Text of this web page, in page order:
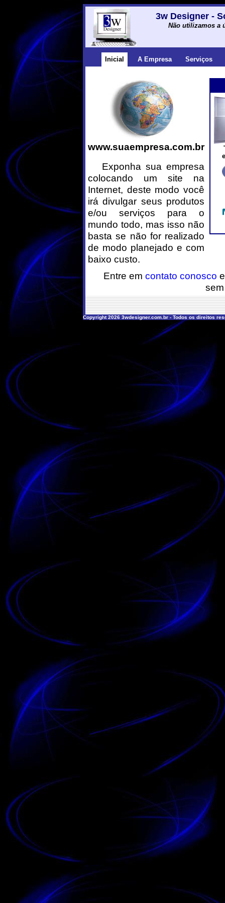
3w Designer -
Não utilizamos a
Inicial A Empresa Serviços
www.suaempresa.com.br
Exponha sua empresa
colocando um site na
Internet, deste modo você
irá divulgar seus produtos
e/ou serviços para o
mundo todo, mas isso não
basta se não for realizado
de modo planejado e com
baixo custo.
Entre em contato conosco
Copyright 2026 3wdesigner.com.br - Todos os direitos